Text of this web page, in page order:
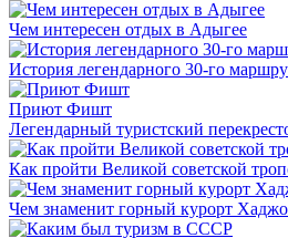
Чем интересен отдых в Адыгее
История легендарного 30-го
Приют Фишт
Легендарный туристский
Как пройти Великой советской
Чем знаменит горный курорт